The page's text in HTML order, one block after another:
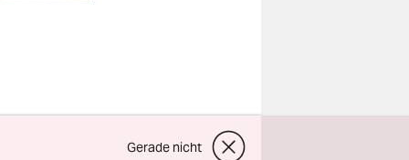
Gerade nicht